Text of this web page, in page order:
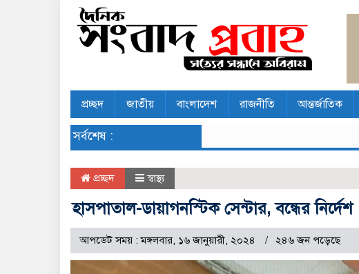
প্রচ্ছদ জাতীয় বাংলাদেশ রাজনীতি আন্তর্জাতিক
সর্বশেষ :
প্রচ্ছদ স্বাস্থ্য
হাসপাতাল-ডায়াগনস্টিক সেন্টার, বন্ধের নির্দেশ :
আপডেট সময় : মঙ্গলবার, ১৬ জানুয়ারী, ২০২৪ ২৪৬ জন পড়েছে